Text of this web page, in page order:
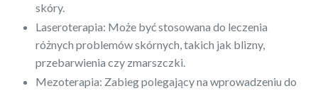
skóry.
Laseroterapia: Może być stosowana do leczenia
różnych problemów skórnych, takich jak blizny,
przebarwienia czy zmarszczki.
Mezoterapia: Zabieg polegający na wprowadzeniu do